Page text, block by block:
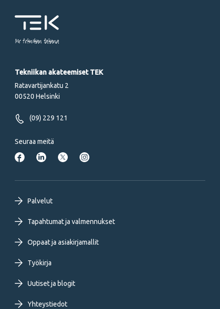
Me tekniikan takana
Tekniikan akateemiset TEK
Ratavartijankatu 2
00520 Helsinki
(09) 229 121
Seuraa meitä
Footer
primary
menu
FI
Palvelut
Tapahtumat ja valmennukset
Oppaat ja asiakirjamallit
Työkirja
Uutiset ja blogit
Yhteystiedot